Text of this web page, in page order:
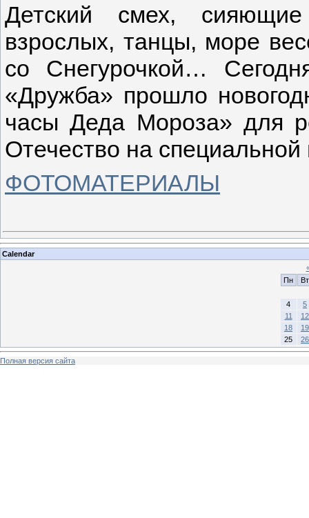
Детский смех, сияющие
взрослых, танцы, море
со Снегурочкой…
«Дружба» прошло
часы Деда Мороза» для
Отечество на
ФОТОМАТЕРИАЛЫ
Calendar
Пн
Вт
4
5
11
12
18
19
25
26
Полная версия сайта